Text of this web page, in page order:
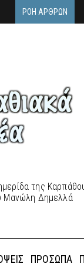
ΡΟΉ ΆΡΘΡΩΝ
της
Μανώλη Δημελλά
ΠΡΌΣΩΠΑ